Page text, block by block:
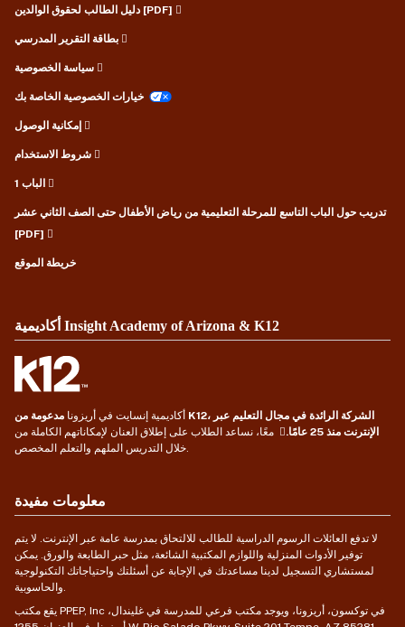
دليل الطالب لحقوق الوالدين [PDF]
بطاقة التقرير المدرسي
سياسة الخصوصية
خيارات الخصوصية الخاصة بك
إمكانية الوصول
شروط الاستخدام
الباب 1
تدريب حول الباب التاسع للمرحلة التعليمية من رياض الأطفال حتى الصف الثاني عشر
[PDF]
خريطة الموقع
أكاديمية Insight Academy of Arizona & K12
أكاديمية إنسايت في أريزونا مدعومة من K12، الشركة الرائدة في مجال التعليم عبر
الإنترنت منذ 25 عامًا.
معًا، نساعد الطلاب على إطلاق العنان لإمكاناتهم الكاملة من
خلال التدريس الملهم والتعلم المخصص.
معلومات مفيدة
لا تدفع العائلات الرسوم الدراسية للطالب للالتحاق بمدرسة عامة عبر الإنترنت. لا يتم
توفير الأدوات المنزلية واللوازم المكتبية الشائعة، مثل حبر الطابعة والورق. يمكن
لمستشاري التسجيل لدينا مساعدتك في الإجابة عن أسئلتك واحتياجاتك التكنولوجية
والحاسوبية.
يقع مكتب PPEP, Inc في توكسون، أريزونا، ويوجد مكتب فرعي للمدرسة في غليندال،